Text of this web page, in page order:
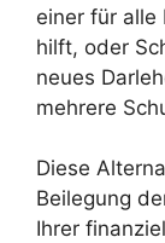
einer für alle
hilft, oder
neues
mehrere
Diese
Beilegung
Ihrer